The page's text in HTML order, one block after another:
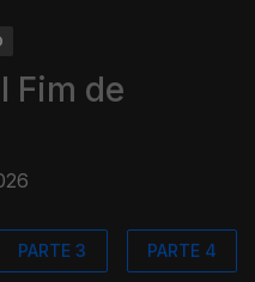
Fim de
PARTE 3 PARTE 4